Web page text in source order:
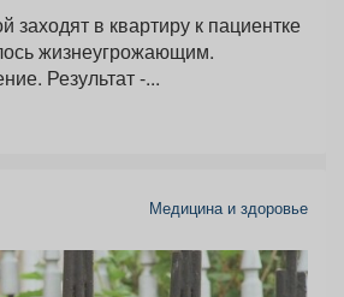
заходят в квартиру к пациентке
жизнеугрожающим.
Результат -...
Медицина и здоровье